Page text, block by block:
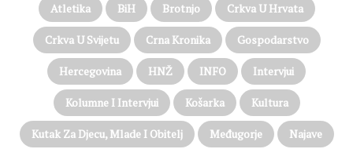
Atletika BiH Brotnjo Crkva U Hrvata
Crkva U Svijetu Crna Kronika Gospodarstvo
Hercegovina HNŽ INFO Intervjui
Kolumne I Intervjui Košarka Kultura
Kutak Za Djecu, Mlade I Obitelj Međugorje Najave